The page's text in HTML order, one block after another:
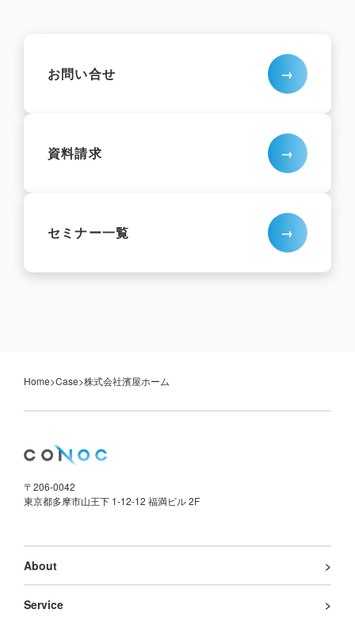
お問い合せ
資料請求
セミナー一覧
Home>Case>株式会社濱屋ホーム
〒206-0042
東京都多摩市山王下 1-12-12 福満ビル 2F
About
Service